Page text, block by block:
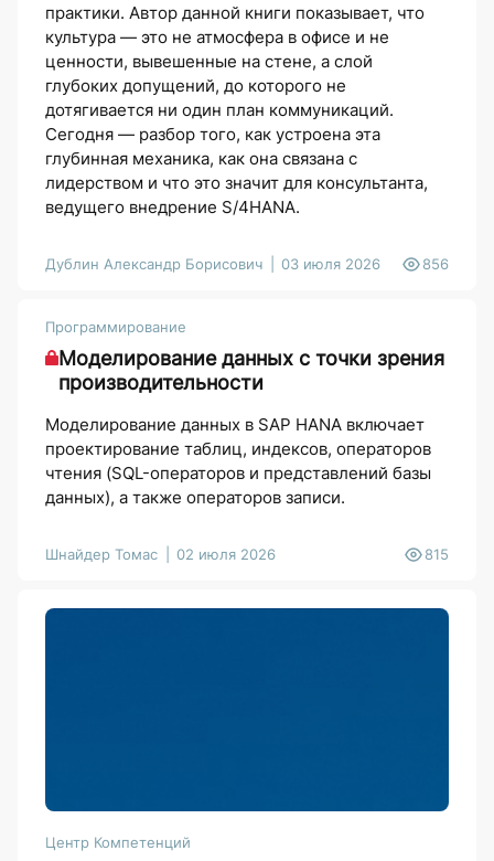
практики. Автор данной книги показывает, что
культура — это не атмосфера в офисе и не
ценности, вывешенные на стене, а слой
глубоких допущений, до которого не
дотягивается ни один план коммуникаций.
Сегодня — разбор того, как устроена эта
глубинная механика, как она связана с
лидерством и что это значит для консультанта,
ведущего внедрение S/4HANA.
Дублин Александр Борисович 03 июля 2026 856
Программирование
Моделирование данных с точки зрения
производительности
Моделирование данных в SAP HANA включает
проектирование таблиц, индексов, операторов
чтения (SQL-операторов и представлений базы
данных), а также операторов записи.
Шнайдер Томас 02 июля 2026 815
Центр Компетенций